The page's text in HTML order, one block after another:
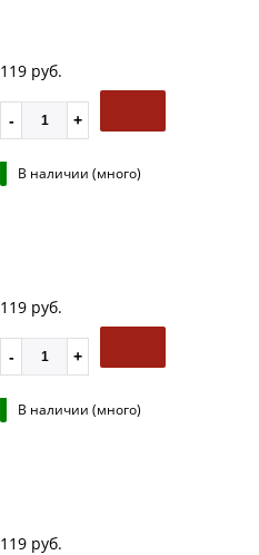
119 руб.
В наличии (много)
119 руб.
В наличии (много)
119 руб.